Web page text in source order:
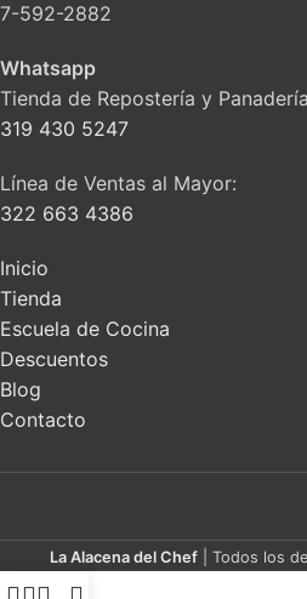
7-592-2882
Whatsapp
Tienda de Repostería y
319 430 5247
Línea de Ventas al Mayor:
322 663 4386
Inicio
Tienda
Escuela de Cocina
Descuentos
Blog
Contacto
La Alacena del Chef | Todos los